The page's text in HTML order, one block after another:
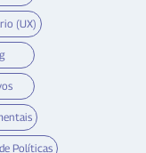
(UX)
Políticas